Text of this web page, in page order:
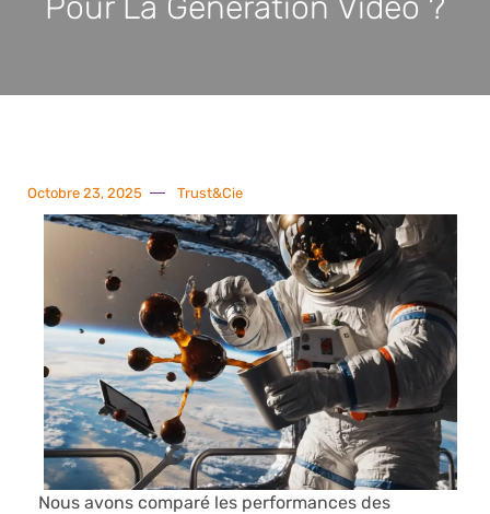
Octobre 23, 2025 Trust&Cie
Nous avons comparé les performances des